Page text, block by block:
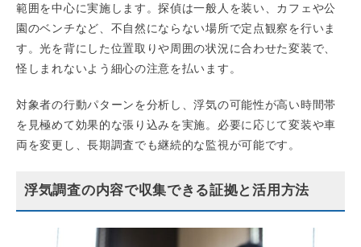
範囲を中心に実施します。探偵は一般人を装い、カフェや公
園のベンチなど、不自然にならない場所で定点観察を行いま
す。光を背にした位置取りや周囲の状況に合わせた変装で、
怪しまれないよう細心の注意を払います。
対象者の行動パターンを分析し、浮気の可能性が高い時間帯
を見極めて効果的な張り込みを実施。必要に応じて変装や車
両を変更し、長期調査でも継続的な監視が可能です。
浮気調査の内容で収集できる証拠と活用方法